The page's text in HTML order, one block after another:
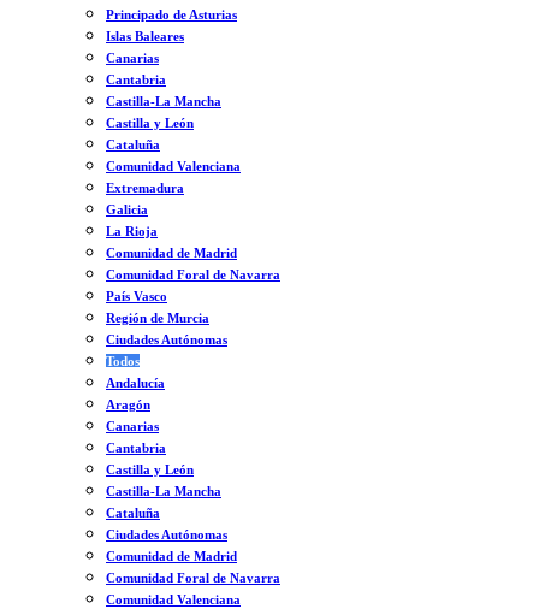
Principado de Asturias
Islas Baleares
Canarias
Cantabria
Castilla-La Mancha
Castilla y León
Cataluña
Comunidad Valenciana
Extremadura
Galicia
La Rioja
Comunidad de Madrid
Comunidad Foral de Navarra
País Vasco
Región de Murcia
Ciudades Autónomas
Todos
Andalucía
Aragón
Canarias
Cantabria
Castilla y León
Castilla-La Mancha
Cataluña
Ciudades Autónomas
Comunidad de Madrid
Comunidad Foral de Navarra
Comunidad Valenciana